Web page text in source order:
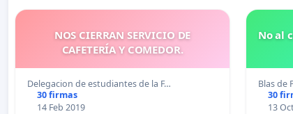
NOS CIERRAN SERVICIO DE
CAFETERÍA Y COMEDOR.
Delegacion de estudiantes de la F…
30 firmas
14 Feb 2019
No al
Blas de
30
13